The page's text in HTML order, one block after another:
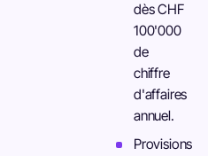
dès CHF
100'000
de
chiffre
d'affaires
annuel.
Provisions